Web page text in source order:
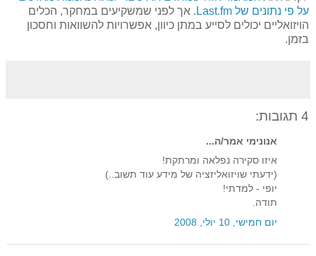
על פי נתונים של Last.fm
. אך לפני שמשקיעים במחקר, הכלים
הויזואליים יכולים לסייע במתן כיוון, אפשרויות להשוואות וחסכון
בזמן.
4 תגובות:
אנונימי אמר/ה...
איזו סקירה נפלאה ומרתקת!
(ידעתי שויזואליזציה של מידע עוד תשוב..)
יופי - למדתי!
תודה.
יום חמישי, 10 יולי, 2008